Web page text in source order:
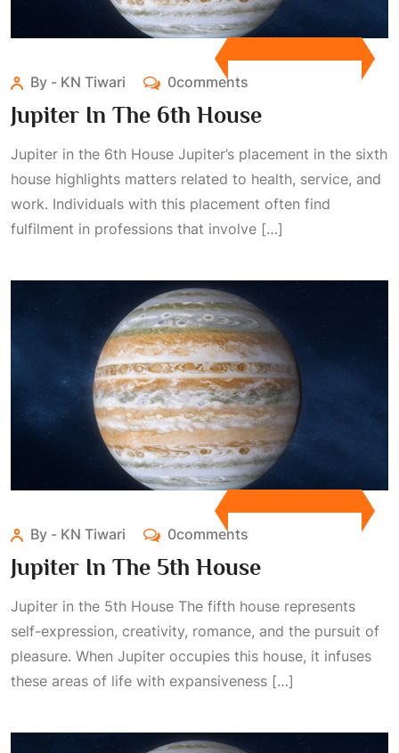
By - KN Tiwari 0comments
Jupiter In The 6th House
Jupiter in the 6th House Jupiter’s placement in the sixth
house highlights matters related to health, service, and
work. Individuals with this placement often find
fulfilment in professions that involve […]
By - KN Tiwari 0comments
Jupiter In The 5th House
Jupiter in the 5th House The fifth house represents
self-expression, creativity, romance, and the pursuit of
pleasure. When Jupiter occupies this house, it infuses
these areas of life with expansiveness […]